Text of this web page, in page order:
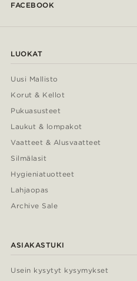
FACEBOOK
LUOKAT
Uusi Mallisto
Korut & Kellot
Pukuasusteet
Laukut & lompakot
Vaatteet & Alusvaatteet
Silmälasit
Hygieniatuotteet
Lahjaopas
Archive Sale
ASIAKASTUKI
Usein kysytyt kysymykset